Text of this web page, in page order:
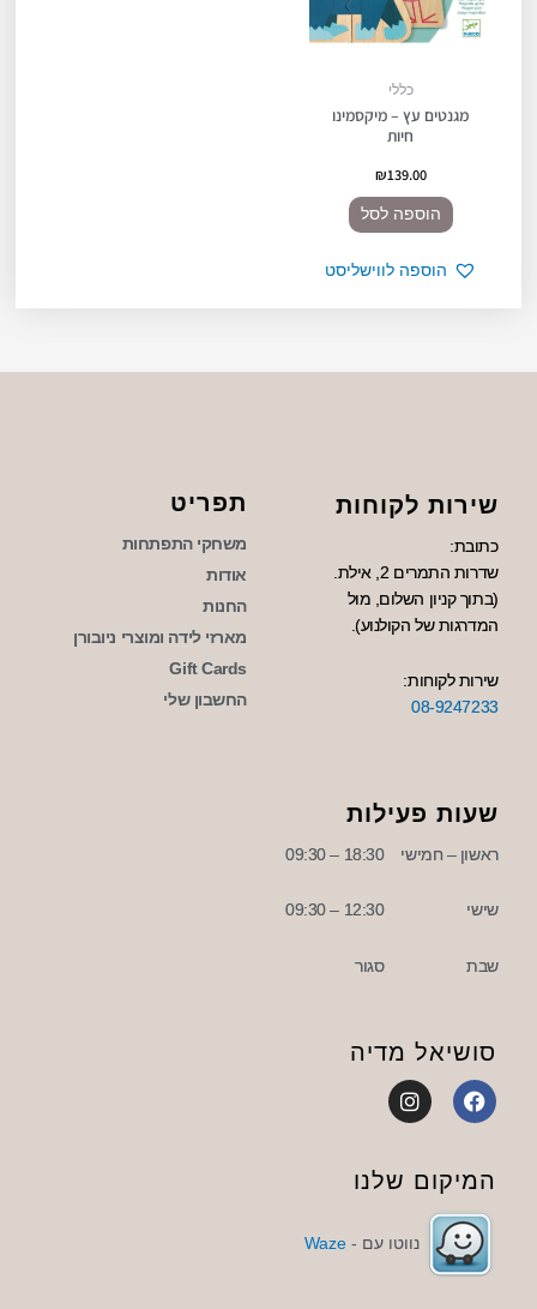
כללי
מגנטים עץ – מיקסמינו
חיות
₪139.00
הוספה לסל
הוספה לווישליסט
שירות לקוחות
כתובת:
שדרות התמרים 2, אילת.
(בתוך קניון השלום, מול
המדרגות של הקולנוע).
שירות לקוחות:
08-9247233
תפריט
משחקי התפתחות
אודות
החנות
מארזי לידה ומוצרי ניובורן
Gift Cards
החשבון שלי
שעות פעילות
ראשון – חמישי
שישי
שבת
18:30 – 09:30
12:30 – 09:30
סגור
סושיאל מדיה
F
a
b
o
k
I
n
a
a
המיקום שלנו
נווטו עם -Waze